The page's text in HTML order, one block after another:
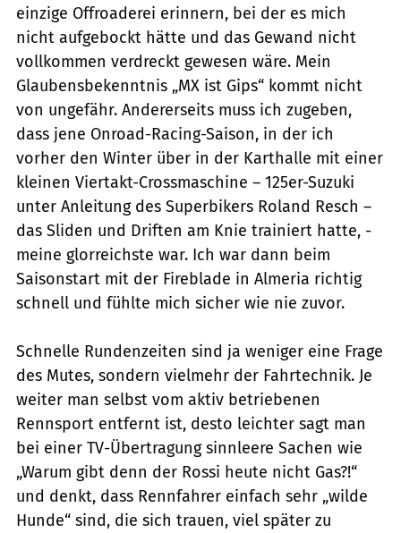
einzige Offroaderei erinnern, bei der es mich
nicht aufgebockt hätte und das Gewand nicht
vollkommen verdreckt gewesen wäre. Mein
Glaubensbekenntnis „MX ist Gips“ kommt nicht
von ungefähr. Andererseits muss ich zugeben,
dass jene Onroad-Racing-Saison, in der ich
vorher den Winter über in der Karthalle mit ­einer
kleinen Viertakt-Crossmaschine – 125er-Suzuki
unter Anleitung des ­Superbikers Roland Resch –
das Sliden und Driften am Knie trainiert hatte, ­
meine glorreichste war. Ich war dann beim
Saisonstart mit der Fireblade in Al­meria richtig
schnell und fühlte mich sicher wie nie zuvor.
Schnelle Rundenzeiten sind ja weniger eine Frage
des Mutes, sondern vielmehr der Fahrtechnik. Je
weiter man selbst vom aktiv betriebenen
Rennsport entfernt ist, desto leichter sagt man
bei einer TV-Übertragung sinnleere Sachen wie
„Warum gibt denn der Rossi heute nicht Gas?!“
und denkt, dass Rennfahrer einfach sehr „wilde
Hunde“ sind, die sich trauen, viel später zu